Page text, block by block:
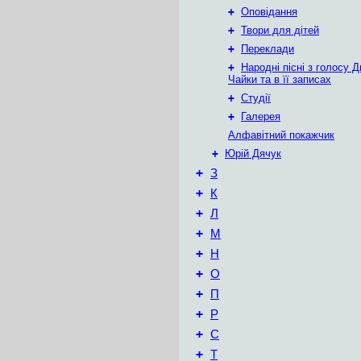
+ Оповідання
+ Твори для дітей
+
Переклади
+
Народні пісні з голосу
Чайки та в її записах
+ Студії
+
Галерея
Алфавітний покажчик
+
Юрій Дячук
+ З
+ К
+ Л
+ М
+ Н
+ О
+ П
+ Р
+ С
+ Т